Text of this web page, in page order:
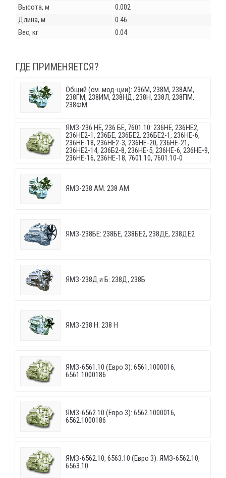
Высота, м
0.002
Длина, м
0.46
Вес, кг
0.04
ГДЕ ПРИМЕНЯЕТСЯ?
Общий (см. мод-ции): 236М, 238М, 238АМ,
238ГМ, 238ИМ, 238НД, 238Н, 238Л, 238ПМ,
238ФМ
ЯМЗ-236 НЕ, 236 БЕ, 7601.10: 236НЕ, 236НЕ2,
236НЕ2-1, 236БЕ, 236БЕ2, 236БЕ2-1, 236НЕ-6,
236НЕ-18, 236НЕ2-3, 236НЕ-20, 236НЕ-21,
236НЕ2-14, 236Б2-8, 236НЕ-5, 236НЕ-6, 236НЕ-9,
236НЕ-16, 236НЕ-18, 7601.10, 7601.10-0
ЯМЗ-238 АМ: 238 АМ
ЯМЗ-238БЕ: 238БЕ, 238БЕ2, 238ДЕ, 238ДЕ2
ЯМЗ-238Д и Б: 238Д, 238Б
ЯМЗ-238 Н: 238 Н
ЯМЗ-6561.10 (Евро 3): 6561.1000016,
6561.1000186
ЯМЗ-6562.10 (Евро 3): 6562.1000016,
6562.1000186
ЯМЗ-6562.10, 6563.10 (Евро 3): ЯМЗ-6562.10,
6563.10